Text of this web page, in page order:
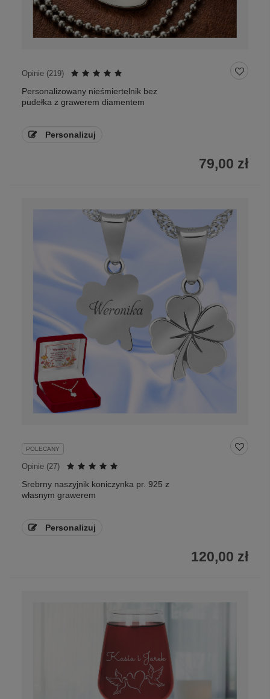
Opinie (219)
Personalizowany nieśmiertelnik bez
pudełka z grawerem diamentem
Personalizuj
79,00 zł
POLECANY
Opinie (27)
Srebrny naszyjnik koniczynka pr. 925 z
własnym grawerem
Personalizuj
120,00 zł